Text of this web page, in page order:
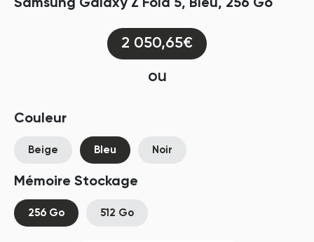
Samsung Galaxy Z Fold 5, Bleu, 256 Go
2 050,65€
ou
Couleur
Beige Bleu Noir
Mémoire Stockage
256 Go 512 Go